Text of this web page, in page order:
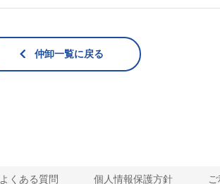
仲卸一覧に戻る
よくある質問 個人情報保護方針